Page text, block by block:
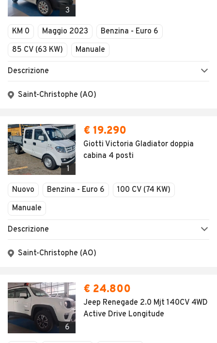
3
KM 0 Maggio 2023
Benzina - Euro 6
85 CV (63 KW)
Manuale
Descrizione
Saint-Christophe (AO)
1
€ 19.290
Giotti Victoria Gladiator doppia
cabina 4 posti
Nuovo Benzina - Euro 6
100 CV (74 KW)
Manuale
Descrizione
Saint-Christophe (AO)
6
€ 24.800
Jeep Renegade 2.0 Mjt 140CV 4WD
Active Drive Longitude